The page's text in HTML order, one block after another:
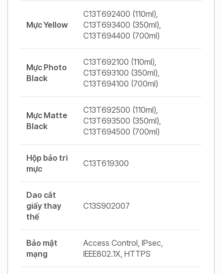
Mực Yellow
C13T692400 (110ml),
C13T693400 (350ml),
C13T694400 (700ml)
Mực Photo
Black
C13T692100 (110ml),
C13T693100 (350ml),
C13T694100 (700ml)
Mực Matte
Black
C13T692500 (110ml),
C13T693500 (350ml),
C13T694500 (700ml)
Hộp bảo trì
mực
C13T619300
Dao cắt
giấy thay
thế
C13S902007
Bảo mật
mạng
Access Control, IPsec,
IEEE802.1X, HTTPS